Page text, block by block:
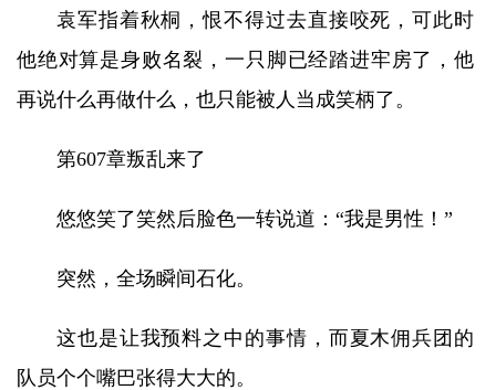
袁军指着秋桐，恨不得过去直接咬死，可此时
他绝对算是身败名裂，一只脚已经踏进牢房了，他
再说什么再做什么，也只能被人当成笑柄了。
第607章叛乱来了
悠悠笑了笑然后脸色一转说道：“我是男性！”
突然，全场瞬间石化。
这也是让我预料之中的事情，而夏木佣兵团的
队员个个嘴巴张得大大的。